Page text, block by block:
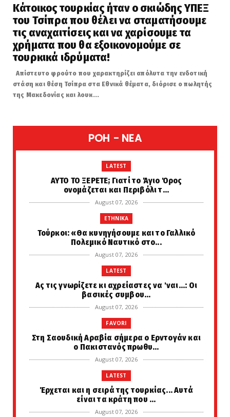
Κάτοικος τουρκίας ήταν ο σκιώδης ΥΠΕΞ
του Τσίπρα που θέλει να σταματήσουμε
τις αναχαιτίσεις και να χαρίσουμε τα
χρήματα που θα εξοικονομούμε σε
τουρκικά ιδρύματα!
Απίστευτο φρούτο που χαρακτηρίζει απόλυτα την ενδοτική
στάση και θέση Τσίπρα στα Εθνικά θέματα, διόρισε ο πωλητής
της Μακεδονίας και λουκ...
POH - NEA
LATEST
ΑΥΤΟ ΤΟ ΞΕΡΕΤΕ; Γιατί το Άγιο Όρος
ονομάζεται και Περιβόλι τ...
August 07, 2026
ETHNIKA
Τούρκοι: «Θα κυνηγήσουμε και το Γαλλικό
Πολεμικό Ναυτικό στο...
August 07, 2026
LATEST
Ας τις γνωρίζετε κι αχρείαστες να 'ναι...: Οι
βασικές συμβου...
August 07, 2026
FAVORI
Στη Σαουδική Αραβία σήμερα ο Ερντογάν και
ο Πακιστανός πρωθυ...
August 07, 2026
LATEST
Έρχεται και η σειρά της τουρκίας... Αυτά
είναι τα κράτη που ...
August 07, 2026